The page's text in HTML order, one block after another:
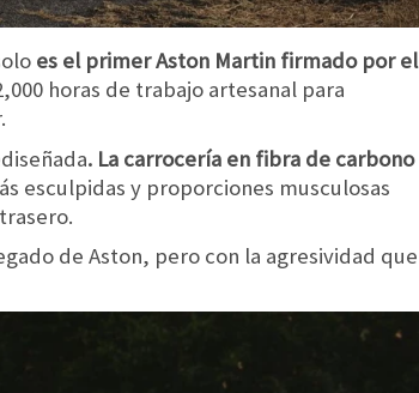
es el primer Aston Martin firmado por el
horas de trabajo artesanal para
. La carrocería en fibra de carbono
esculpidas y proporciones musculosas
de Aston, pero con la agresividad que